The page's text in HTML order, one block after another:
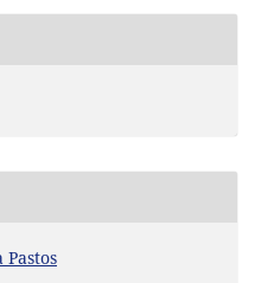
Pastos